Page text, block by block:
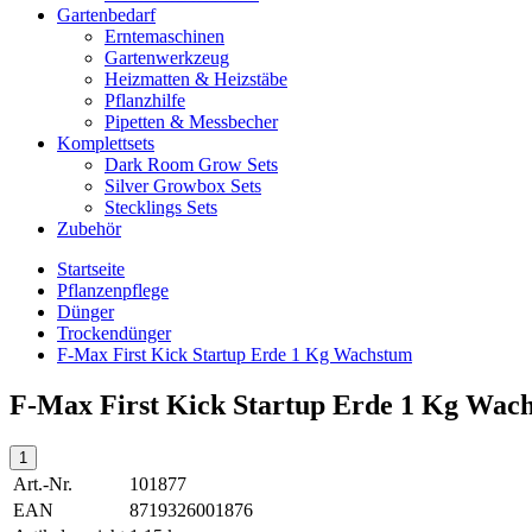
Gartenbedarf
Erntemaschinen
Gartenwerkzeug
Heizmatten & Heizstäbe
Pflanzhilfe
Pipetten & Messbecher
Komplettsets
Dark Room Grow Sets
Silver Growbox Sets
Stecklings Sets
Zubehör
Startseite
Pflanzenpflege
Dünger
Trockendünger
F-Max First Kick Startup Erde 1 Kg Wachstum
F-Max First Kick Startup Erde 1 Kg
Art.-Nr.
101877
EAN
8719326001876